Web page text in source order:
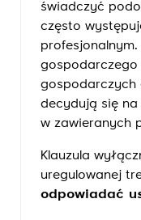
świadczyć
często
gospodarczego
gospodarczych
decydują się na
w zawieranych
Klauzula
uregulowanej
odpowiadać